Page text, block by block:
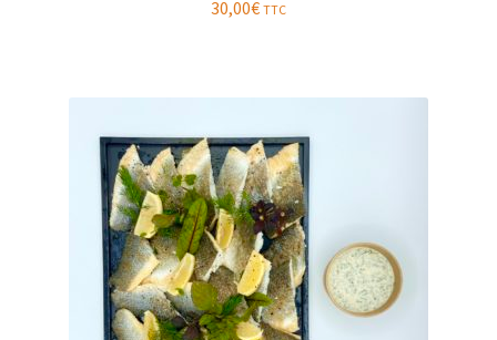
30,00€ TTC